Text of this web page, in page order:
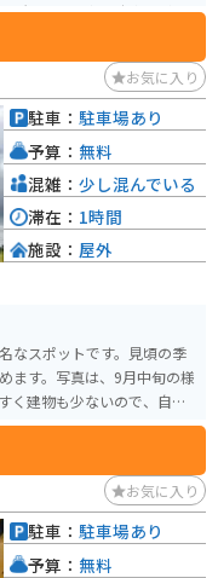
所です。途中、駐車場が数
のこともよくあります。3月
となります。
お気に入り
なスポットです。見頃の季
ます。写真は、9月中旬の様
く建物も少ないので、自然
駐車： 駐車場あり
予算： 無料
混雑： 少し混んでいる
滞在： 1時間
施設： 屋外
お気に入り
駐車： 駐車場あり
予算： 無料